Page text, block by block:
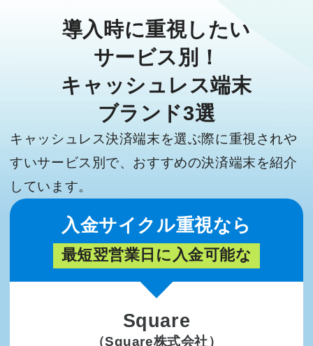
導入時に重視したい
サービス別！
キャッシュレス端末
ブランド3選
キャッシュレス決済端末を選ぶ際に重視されや
すいサービス別で、おすすめの決済端末を紹介
しています。
入金サイクル重視なら
最短翌営業日に入金可能な
Square
（Square株式会社）